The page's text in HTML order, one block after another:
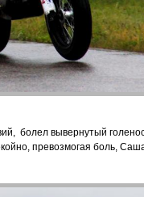
болел вывернутый
превозмогая боль,